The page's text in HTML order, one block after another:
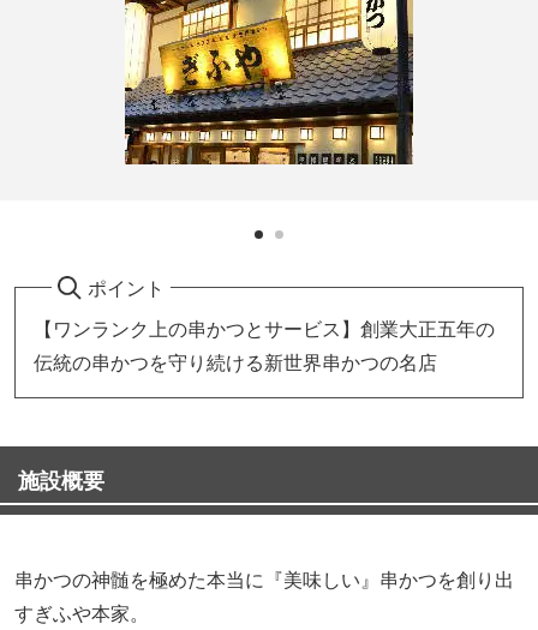
ポイント
【ワンランク上の串かつとサービス】創業大正五年の
伝統の串かつを守り続ける新世界串かつの名店
施設概要
串かつの神髄を極めた本当に『美味しい』串かつを創り出
すぎふや本家。